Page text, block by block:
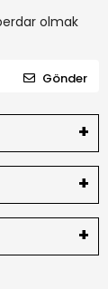
olmak
Gönder